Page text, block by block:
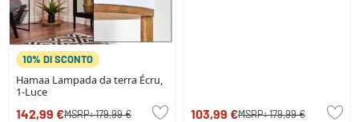
10% DI SCONTO
Hamaa Lampada da terra Écru,
1-Luce
142,99 €MSRP:179,99 € 103,99 €MSRP:179,99 €